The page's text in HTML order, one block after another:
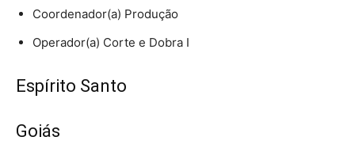
Coordenador(a) Produção
Operador(a) Corte e Dobra I
Espírito Santo
Goiás